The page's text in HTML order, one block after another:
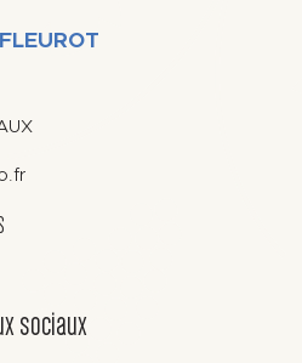
sociaux